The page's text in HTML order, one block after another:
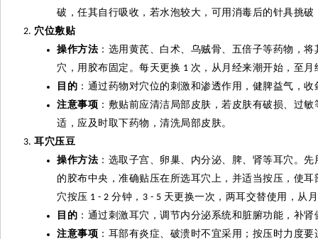
破，任其自行吸收，若水泡较大，可用消毒后的针具挑破
穴位敷贴
操作方法 ：选用黄芪、白术、乌贼骨、五倍子等药物，将
穴，用胶布固定。每天更换 1 次，从月经来潮开始，至月
目的 ：通过药物对穴位的刺激和渗透作用，健脾益气，
注意事项 ：敷贴前应清洁局部皮肤，若皮肤有破损、过
适，应及时取下药物，清洗局部皮肤。
耳穴压豆
操作方法 ：选取子宫、卵巢、内分泌、脾、肾等耳穴。先
的胶布中央，准确贴压在所选耳穴上，并适当按压，使
穴按压 1 - 2 分钟， 3 - 5 天更换一次，两耳交替使用，从
目的 ：通过刺激耳穴，调节内分泌系统和脏腑功能，补肾
注意事项 ：耳部有炎症、破溃时不宜采用；按压时力度